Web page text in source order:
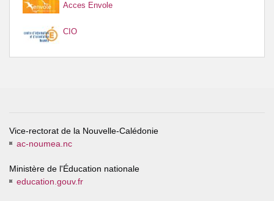
Acces Envole
CIO
Vice-rectorat de la Nouvelle-Calédonie
ac-noumea.nc
Ministère de l'Éducation nationale
education.gouv.fr